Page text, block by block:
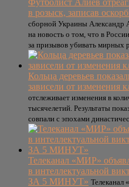
Футболист Алиев
в розыск, записав
сборной Украины Александр
на новость о том, что в
за призывов убивать мирных
Кольца деревьев
зависели от изменения
отслеживает изменения в
тысячелетий. Результаты
совпали с эпохами
Телеканал «МИР»
в интеллектуальной
ЗА 5 МИНУТ» Телеканал